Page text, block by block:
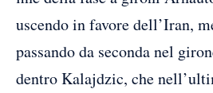
uscendo in favore dell’Iran,
passando da seconda nel
dentro Kalajdzic, che